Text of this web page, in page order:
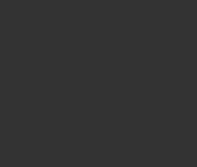
wann der Bus
die Digitalisierung
mit der Installation von
DFI light-Systeme auf
in Recklinghausen,
und Waltrop.